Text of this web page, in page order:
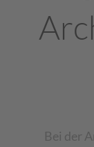
Bei der